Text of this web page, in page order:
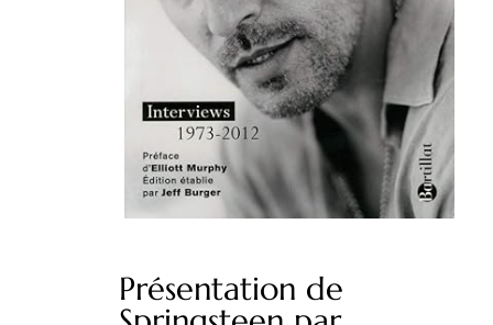
Présentation de